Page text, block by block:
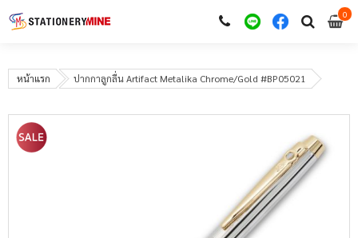
00
หน้าแรก ปากกาลูกลื่น Artifact Metalika Chrome/Gold #BP05021